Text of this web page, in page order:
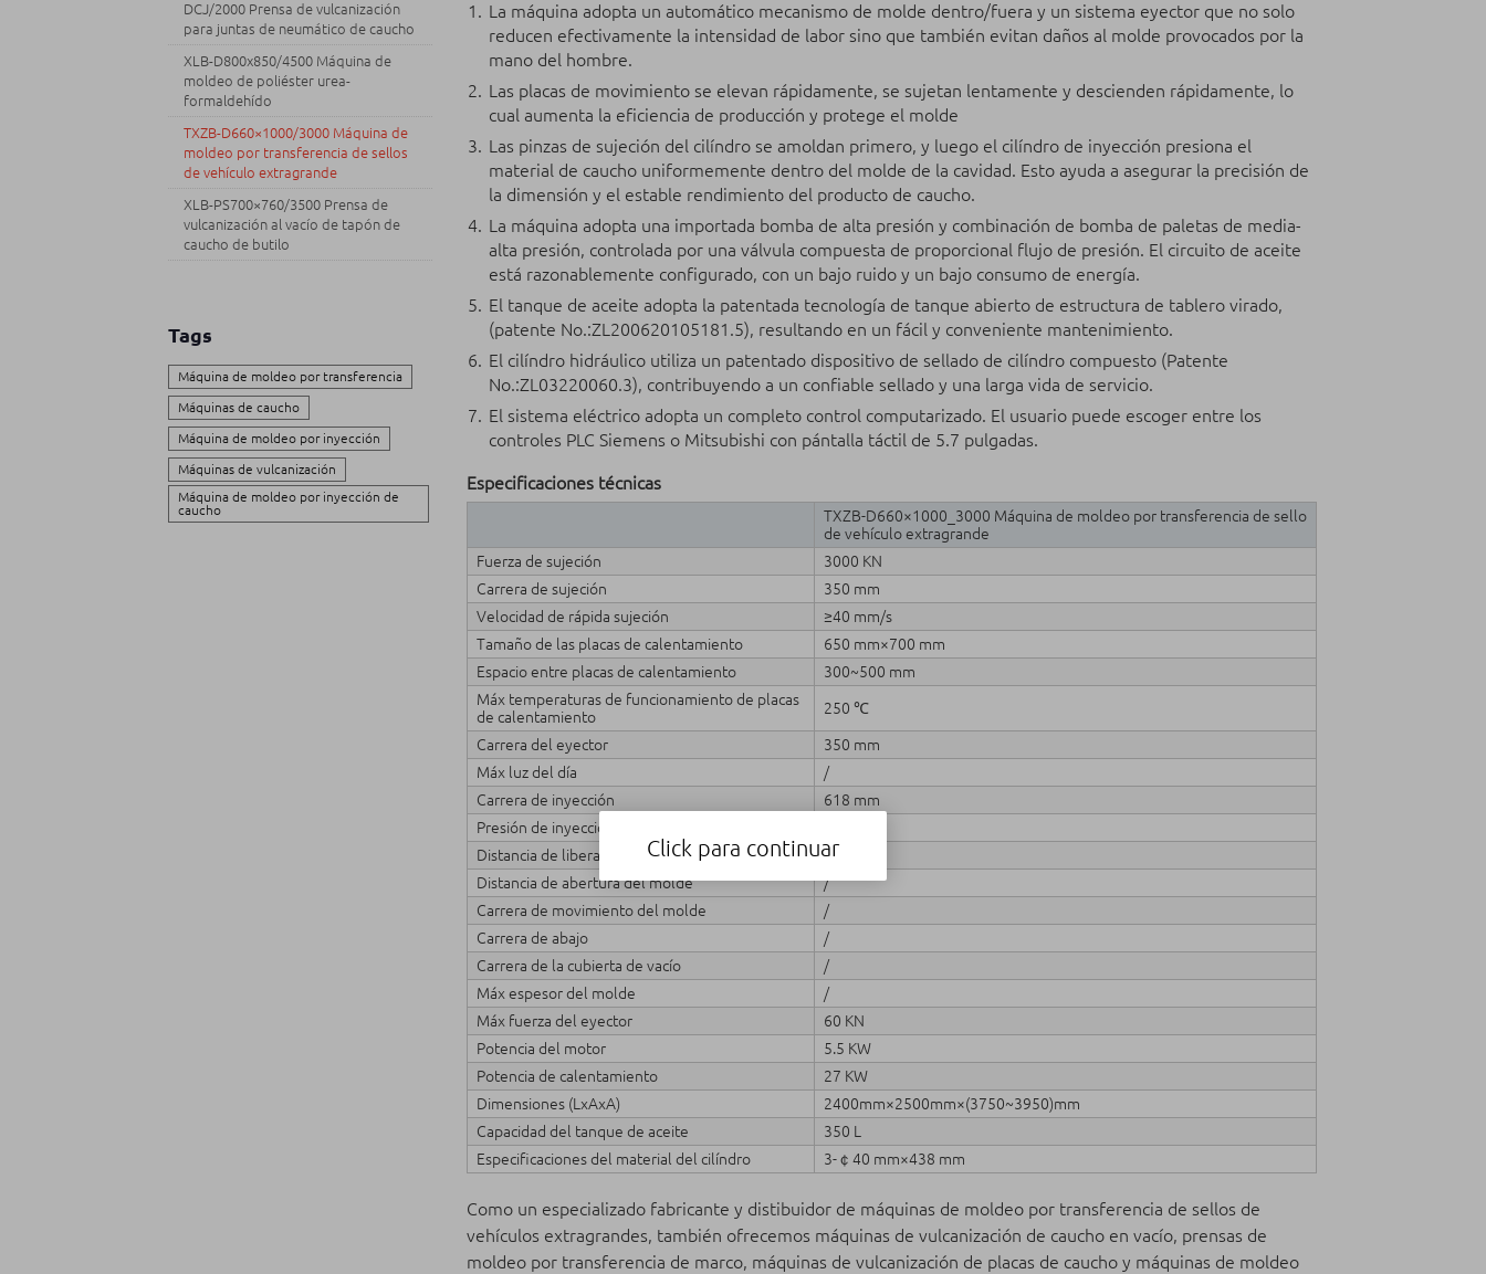
La máquina adopta un automático mecanismo de molde dentro/fuera y un sistema eyector que no solo
reducen efectivamente la intensidad de labor sino que también evitan daños al molde provocados por la
mano del hombre.
Las placas de movimiento se elevan rápidamente, se sujetan lentamente y descienden rápidamente, lo
cual aumenta la eficiencia de producción y protege el molde
Las pinzas de sujeción del cilíndro se amoldan primero, y luego el cilíndro de inyección presiona el
material de caucho uniformemente dentro del molde de la cavidad. Esto ayuda a asegurar la precisión de
la dimensión y el estable rendimiento del producto de caucho.
La máquina adopta una importada bomba de alta presión y combinación de bomba de paletas de media-
alta presión, controlada por una válvula compuesta de proporcional flujo de presión. El circuito de aceite
está razonablemente configurado, con un bajo ruido y un bajo consumo de energía.
El tanque de aceite adopta la patentada tecnología de tanque abierto de estructura de tablero virado,
(patente No.:ZL200620105181.5), resultando en un fácil y conveniente mantenimiento.
El cilíndro hidráulico utiliza un patentado dispositivo de sellado de cilíndro compuesto (Patente
No.:ZL03220060.3), contribuyendo a un confiable sellado y una larga vida de servicio.
El sistema eléctrico adopta un completo control computarizado. El usuario puede escoger entre los
controles PLC Siemens o Mitsubishi con pántalla táctil de 5.7 pulgadas.
Especificaciones técnicas
TXZB-D660×1000_3000 Máquina de moldeo por transferencia de sello
de vehículo extragrande
Fuerza de sujeción
3000 KN
Carrera de sujeción
350 mm
Velocidad de rápida sujeción
≥40 mm/s
Tamaño de las placas de calentamiento
650 mm×700 mm
Espacio entre placas de calentamiento
300~500 mm
Máx temperaturas de funcionamiento de placas
de calentamiento
250 ℃
Carrera del eyector
350 mm
Máx luz del día
/
Carrera de inyección
618 mm
Presión de inyección
Distancia de liberación del molde superior
/
Distancia de abertura del molde
/
Carrera de movimiento del molde
/
Carrera de abajo
/
Carrera de la cubierta de vacío
/
Máx espesor del molde
/
Máx fuerza del eyector
60 KN
Potencia del motor
5.5 KW
Potencia de calentamiento
27 KW
Dimensiones (LxAxA)
2400mm×2500mm×(3750~3950)mm
Capacidad del tanque de aceite
350 L
Especificaciones del material del cilíndro
3-￠40 mm×438 mm
Como un especializado fabricante y distibuidor de máquinas de moldeo por transferencia de sellos de
vehículos extragrandes, también ofrecemos máquinas de vulcanización de caucho en vacío, prensas de
moldeo por transferencia de marco, máquinas de vulcanización de placas de caucho y máquinas de moldeo
DCJ/2000 Prensa de vulcanización
para juntas de neumático de caucho
XLB-D800x850/4500 Máquina de
moldeo de poliéster urea-
formaldehído
TXZB-D660×1000/3000 Máquina de
moldeo por transferencia de sellos
de vehículo extragrande
XLB-PS700×760/3500 Prensa de
vulcanización al vacío de tapón de
caucho de butilo
Tags
Máquina de moldeo por transferencia
Máquinas de caucho
Máquina de moldeo por inyección
Máquinas de vulcanización
Máquina de moldeo por inyección de
caucho
Click para continuar